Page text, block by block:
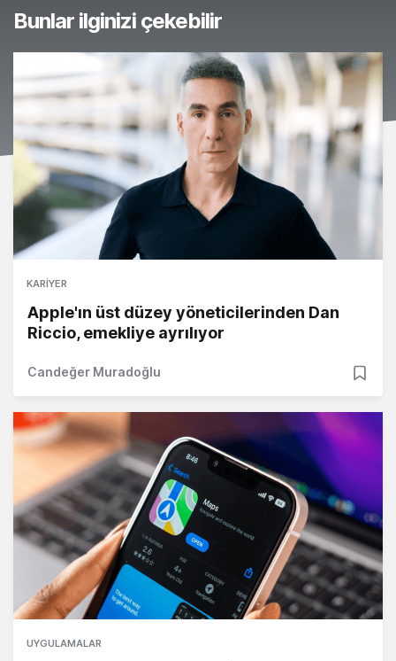
Bunlar ilginizi çekebilir
KARIYER
Apple'ın üst düzey yöneticilerinden Dan
Riccio, emekliye ayrılıyor
Candeğer Muradoğlu
UYGULAMALAR